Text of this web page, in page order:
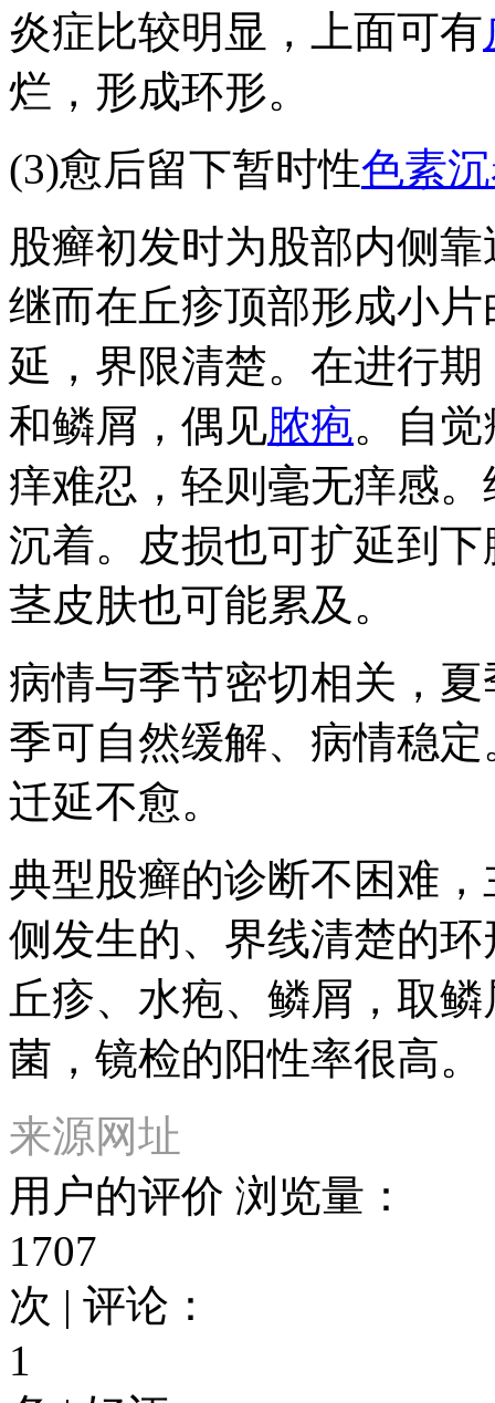
炎症比较明显，上面可有
烂，形成环形。
(3)愈后留下暂时性色素
股癣初发时为股部内侧
继而在丘疹顶部形成小片
延，界限清楚。在进行
和鳞屑，偶见脓疱。自
痒难忍，轻则毫无痒感
沉着。皮损也可扩延到
茎皮肤也可能累及。
病情与季节密切相关，
季可自然缓解、病情稳
迁延不愈。
典型股癣的诊断不困难
侧发生的、界线清楚的
丘疹、水疱、鳞屑，取
菌，镜检的阳性率很高。
来源网址
用户的评价 浏览量：
1707
次 | 评论：
1